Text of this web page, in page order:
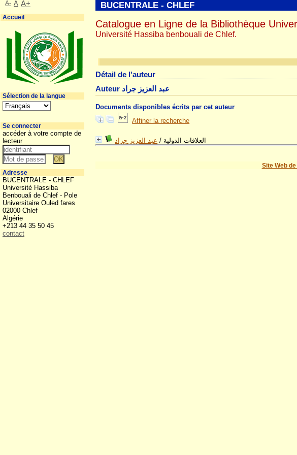
Détail de l'auteur
Auteur عبد العزيز جراد
Documents disponibles écrits par cet auteur
Affiner la recherche
العلاقات الدولية / عبد العزيز جراد
Site Web
BUCENTRALE - CHLEF
Catalogue en Ligne de la Bibliothèque
Université Hassiba benbouali de Chlef.
A- A A+
Accueil
Sélection de la langue
Se connecter
accéder à votre compte de
lecteur
Adresse
BUCENTRALE - CHLEF
Université Hassiba
Benbouali de Chlef - Pole
Universitaire Ouled fares
02000 Chlef
Algérie
+213 44 35 50 45
contact